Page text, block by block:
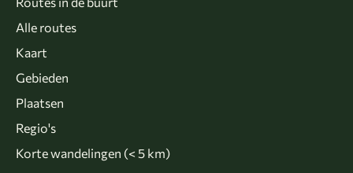
Alle routes
Kaart
Gebieden
Plaatsen
Regio's
Korte wandelingen (< 5 km)